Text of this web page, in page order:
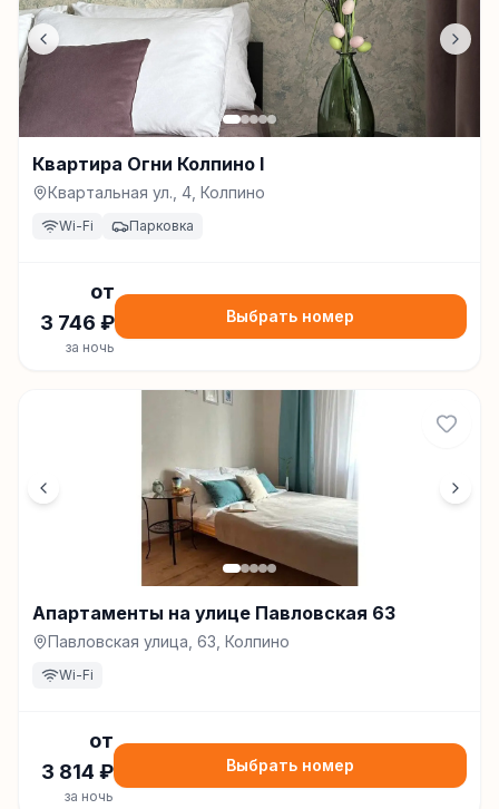
Квартира Огни Колпино I
Квартальная ул., 4, Колпино
Wi-Fi Парковка
от
3 746 ₽
за ночь
Выбрать номер
Апартаменты на улице Павловская 63
Павловская улица, 63, Колпино
Wi-Fi
от
3 814 ₽
за ночь
Выбрать номер